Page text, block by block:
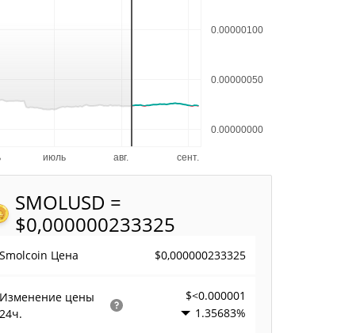
SMOLUSD =
$0,000000233325
Smolcoin Цена $0,000000233325
Изменение цены
24ч.
$<0.000001
1.35683%